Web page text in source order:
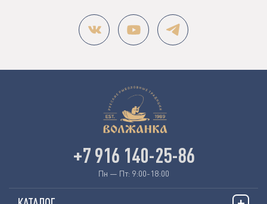
+7 916 140-25-86
Пн — Пт: 9:00-18:00